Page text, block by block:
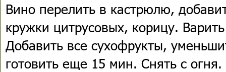
Вино перелить в кастрюлю,
кружки цитрусовых, корицу.
Добавить все сухофрукты,
готовить еще 15 мин. Снять с огня.